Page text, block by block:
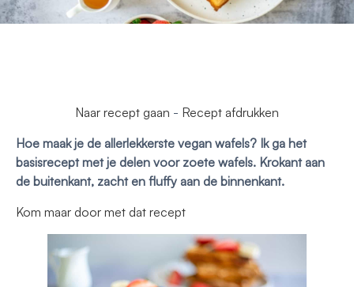
Naar recept gaan - Recept afdrukken
Hoe maak je de allerlekkerste vegan wafels? Ik ga het
basisrecept met je delen voor zoete wafels. Krokant aan
de buitenkant, zacht en fluffy aan de binnenkant.
Kom maar door met dat recept